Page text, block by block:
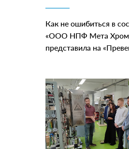
Как не ошибиться в
«ООО НПФ Мета
представила на